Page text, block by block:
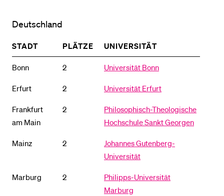
Deutschland
STADT PLÄTZE UNIVERSITÄT
Bonn 2 Universität Bonn
Erfurt 2 Universität Erfurt
Frankfurt
am Main
2
Philosophisch-Theologische
Hochschule Sankt Georgen
Mainz 2
Johannes Gutenberg-
Universität
Marburg 2
Philipps-Universität
Marburg
BELIEBTE INHALTE
Vorlesungsverzeichnis
Sportangebot
Menuplan Mensa
Anmeldung und Zulassung